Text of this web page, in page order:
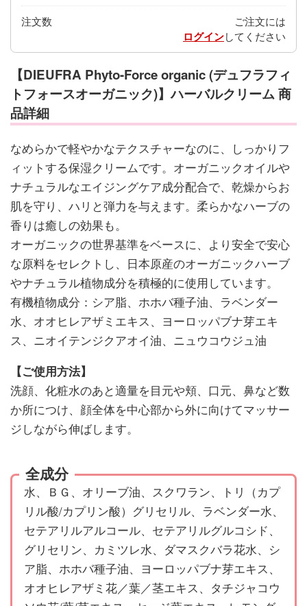
注文数 ご注文には
ログインしてください
【DIEUFRA Phyto-Force organic (デュフラフィ
トフォースオーガニック)】ハーバルクリーム 商
品詳細
なめらかで軽やかなテクスチャーなのに、しっかりフ
ィットする保湿クリームです。オーガニックオイルや
ナチュラルなエイジングケア成分配合で、乾燥からお
肌を守り、ハリと弾力を与えます。柔らかなハーブの
香りは癒しの効果も。
オーガニックの世界基準をベースに、より安全で安心
な原料をセレクトし、日本原産のオーガニックハーブ
やナチュラル植物成分を積極的に使用しています。
有機植物成分：シア脂、ホホバ種子油、ラベンダー
水、オオヒレアザミエキス、ヨーロッパブナ芽エキ
ス、ニオイテンジクアオイ油、ニュウコウジュ油
【ご使用方法】
洗顔、化粧水のあと適量を目元や頬、口元、鼻など数
か所につけ、顔全体を中心部から外に向けてマッサー
ジしながら伸ばします。
全成分
水、ＢＧ、オリーブ油、スクワラン、トリ（カプ
リル酸/カプリン酸）グリセリル、ラベンダー水、
セテアリルアルコール、セテアリルグルコシド、
グリセリン、カミツレ水、ダマスクバラ花水、シ
ア脂、ホホバ種子油、ヨーロッパブナ芽エキス、
オオヒレアザミ花／葉／茎エキス、タチジャコウ